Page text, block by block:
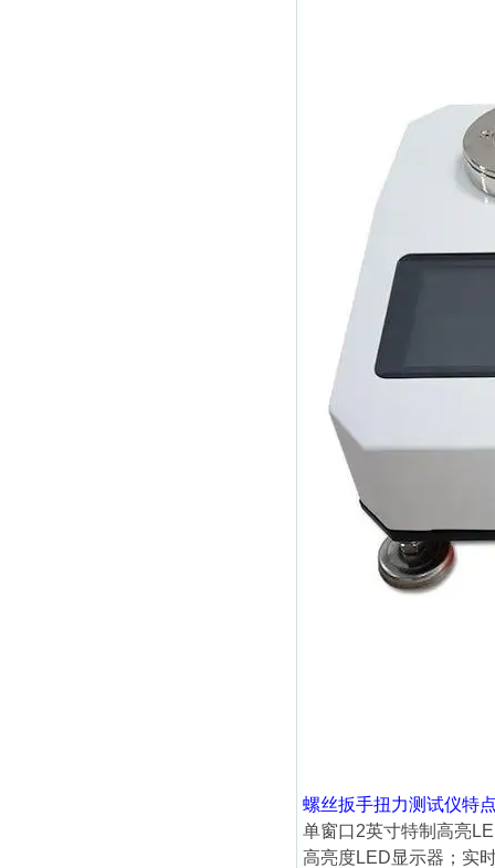
螺丝扳手扭力测试仪特
单窗口2英寸特制高亮
高亮度LED显示器；实